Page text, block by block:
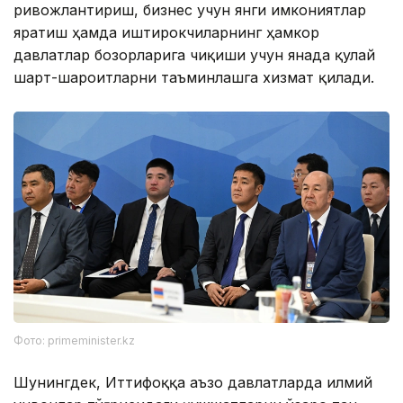
ривожлантириш, бизнес учун янги имкониятлар
яратиш ҳамда иштирокчиларнинг ҳамкор
давлатлар бозорларига чиқиши учун янада қулай
шарт-шароитларни таъминлашга хизмат қилади.
Фото: primeminister.kz
Шунингдек, Иттифоққа аъзо давлатларда илмий